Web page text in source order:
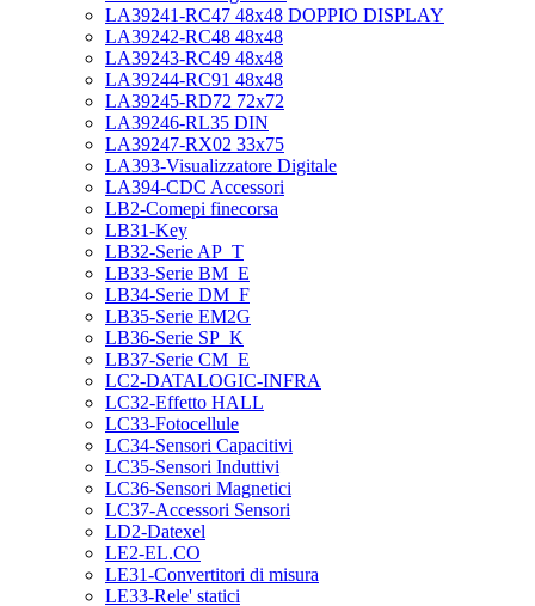
LA39241-RC47 48x48 DOPPIO DISPLAY
LA39242-RC48 48x48
LA39243-RC49 48x48
LA39244-RC91 48x48
LA39245-RD72 72x72
LA39246-RL35 DIN
LA39247-RX02 33x75
LA393-Visualizzatore Digitale
LA394-CDC Accessori
LB2-Comepi finecorsa
LB31-Key
LB32-Serie AP_T
LB33-Serie BM_E
LB34-Serie DM_F
LB35-Serie EM2G
LB36-Serie SP_K
LB37-Serie CM_E
LC2-DATALOGIC-INFRA
LC32-Effetto HALL
LC33-Fotocellule
LC34-Sensori Capacitivi
LC35-Sensori Induttivi
LC36-Sensori Magnetici
LC37-Accessori Sensori
LD2-Datexel
LE2-EL.CO
LE31-Convertitori di misura
LE33-Rele' statici